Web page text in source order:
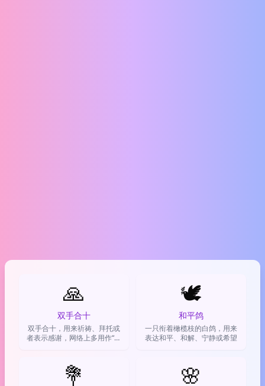
🙏
双手合十
双手合十，用来祈祷、拜托或
者表示感谢，网络上多用作“求
🕊️
和平鸽
一只衔着橄榄枝的白鸽，用来
表达和平、和解、宁静或希望
💐 🌸